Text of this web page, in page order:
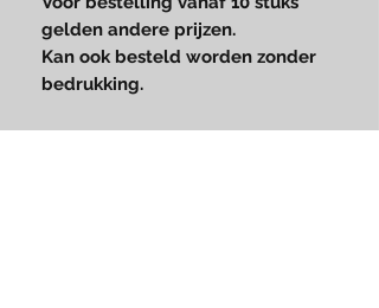
gelden andere prijzen.
Kan ook besteld worden zonder
bedrukking.